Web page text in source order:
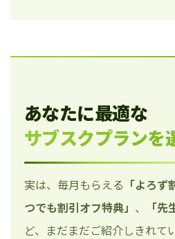
あなたに最適な
サブスクプランを
実は、毎月もらえる 「よろず
つでも割引オフ特典」 、 「
ど、まだまだご紹介しきれて